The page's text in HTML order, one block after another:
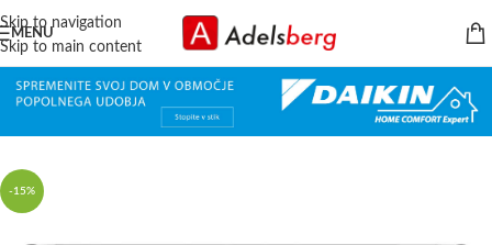
Skip to navigation
Skip to main content
MENU
-15%